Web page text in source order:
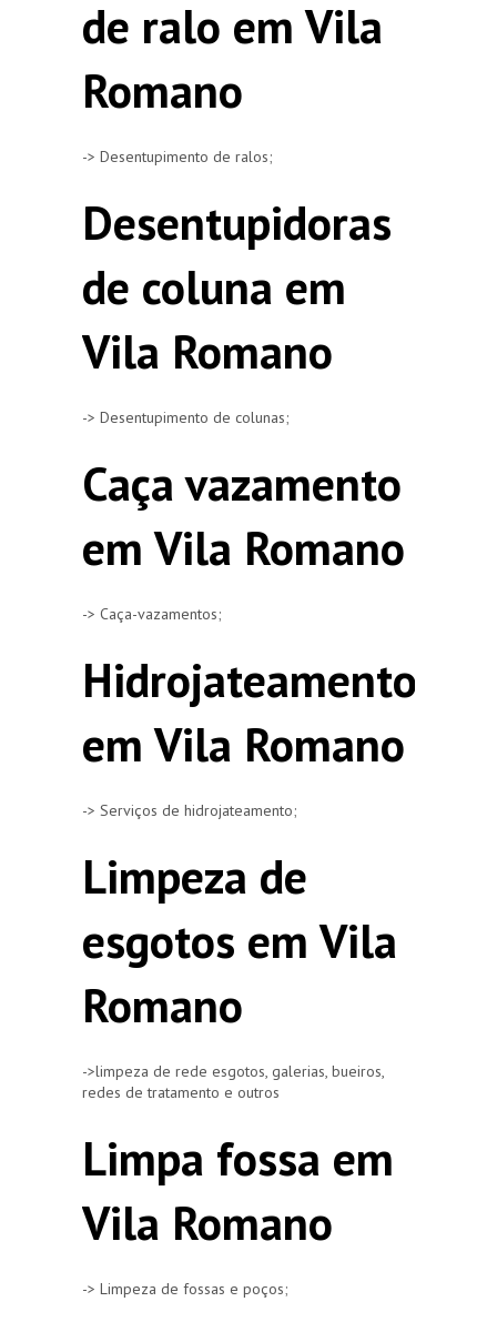
de ralo em Vila
Romano
-> Desentupimento de ralos;
Desentupidoras
de coluna em
Vila Romano
-> Desentupimento de colunas;
Caça vazamento
em Vila Romano
-> Caça-vazamentos;
Hidrojateamento
em Vila Romano
-> Serviços de hidrojateamento;
Limpeza de
esgotos em Vila
Romano
->limpeza de rede esgotos, galerias, bueiros,
redes de tratamento e outros
Limpa fossa em
Vila Romano
-> Limpeza de fossas e poços;